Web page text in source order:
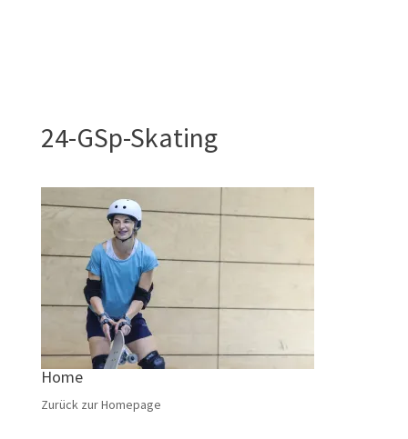
24-GSp-Skating
Home
Zurück zur Homepage